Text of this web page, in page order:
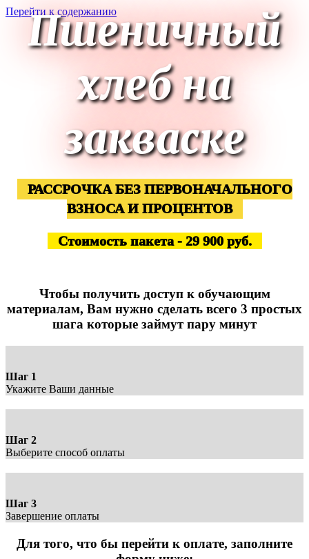
Перейти к содержанию
Пшеничный
хлеб на
закваске
РАССРОЧКА БЕЗ ПЕРВОНАЧАЛЬНОГО
ВЗНОСА И ПРОЦЕНТОВ
Стоимость пакета - 29 900 руб.
Чтобы получить доступ к обучающим
материалам, Вам нужно сделать всего 3 простых
шага которые займут пару минут
Шаг 1
Укажите Ваши данные
Шаг 2
Выберите способ оплаты
Шаг 3
Завершение оплаты
Для того, что бы перейти к оплате, заполните